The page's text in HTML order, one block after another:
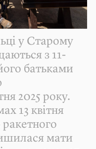
у Старому
з 11-
батьками
2025 року.
13 квітня
ракетного
мати